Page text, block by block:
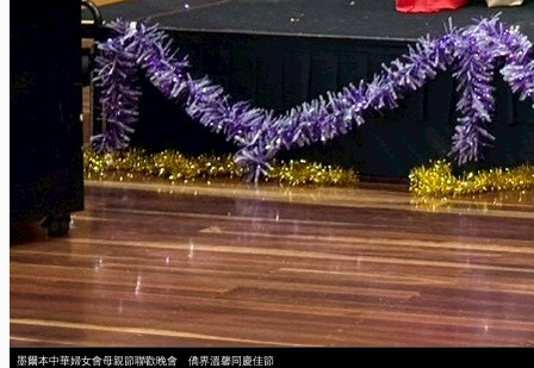
墨爾本中華婦女會母親節聯歡晚會 僑界溫馨同慶佳節